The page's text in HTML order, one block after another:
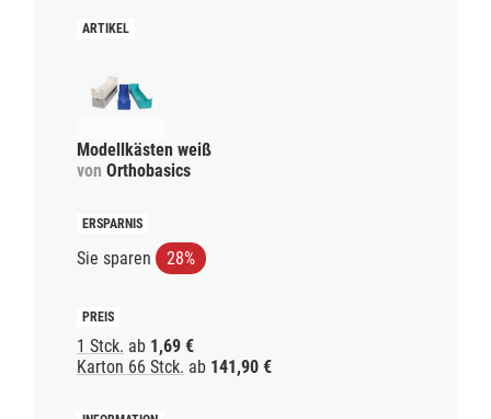
Modellkästen weiß
von Orthobasics
Sie sparen 28%
1 Stck. ab 1,69 €
Karton 66 Stck. ab 141,90 €